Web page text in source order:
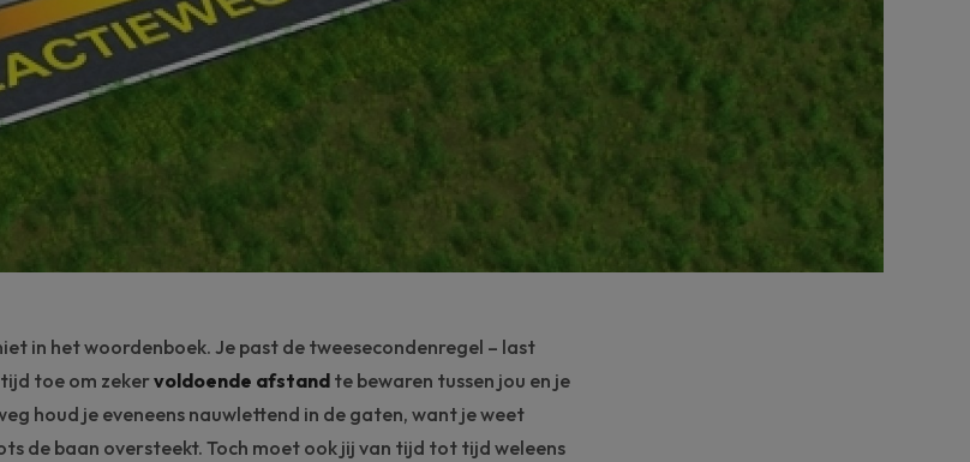
in het woordenboek. Je past de tweesecondenregel – last
toe om zekervoldoende afstand te bewaren tussen jou en je
houd je eveneens nauwlettend in de gaten, want je weet
de baan oversteekt. Toch moet ook jij van tijd tot tijd weleens